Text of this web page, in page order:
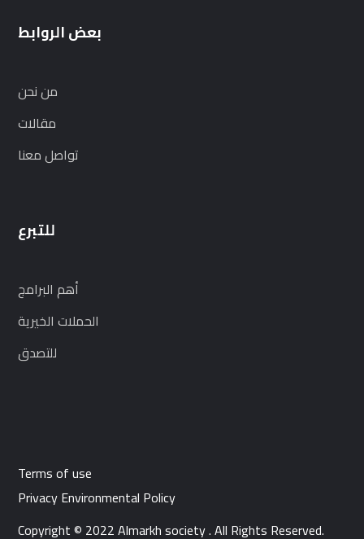
بعض الروابط
من نحن
مقالات
تواصل معنا
للتبرع
أهم البرامج
الحملات الخيرية
للتصدق
Terms of use
Privacy Environmental Policy
Copyright © 2022 Almarkh society . All Rights Reserved.